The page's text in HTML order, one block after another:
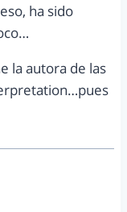
ha sido
la autora de las